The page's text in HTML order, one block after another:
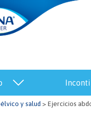
y salud > Ejercicios